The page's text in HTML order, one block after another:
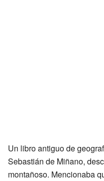
Un libro antiguo de
Sebastián de Miñano,
montañoso. Mencionaba